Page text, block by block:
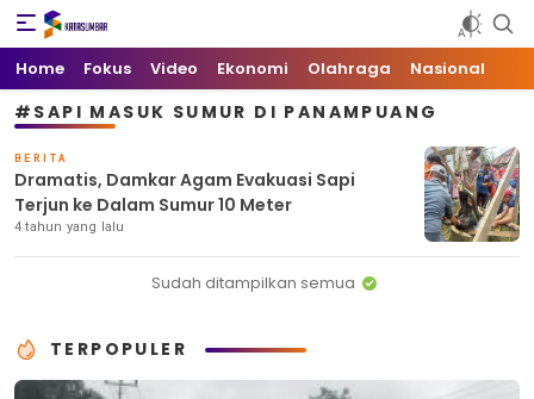
Kata Sumbar
Berita Sumbar Hari Ini
Home Fokus Video Ekonomi Olahraga Nasional
#SAPI MASUK SUMUR DI PANAMPUANG
BERITA
Dramatis, Damkar Agam Evakuasi Sapi
Terjun ke Dalam Sumur 10 Meter
4 tahun yang lalu
Sudah ditampilkan semua
TERPOPULER